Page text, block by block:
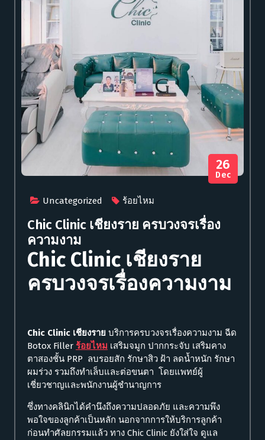
Uncategorized ร้อยไหม
26
Dec
Chic Clinic เชียงราย ครบวงจรเรื่อง
ความงาม
Chic Clinic เชียงราย
ครบวงจรเรื่องความงาม
Chic Clinic เชียงราย บริการครบวงจรเรื่องความงาม ฉีด
Botox Filler ร้อยไหม เสริมจมูก ปากกระจับ เสริมคาง
ตาสองชั้น PRP ลบรอยสัก รักษาสิว ฝ้า ลดน้ำหนัก รักษา
ผมร่วง รวมถึงทำเล็บและต่อขนตา โดยแพทย์ผู้
เชี่ยวชาญและพนักงานผู้ชำนาญการ
ซึ่งทางคลินิกได้คำนึงถึงความปลอดภัย และความพึง
พอใจของลูกค้าเป็นหลัก นอกจากการให้บริการลูกค้า
ก่อนทำศัลยกรรมแล้ว ทาง Chic Clinic ยังใส่ใจ ดูแล